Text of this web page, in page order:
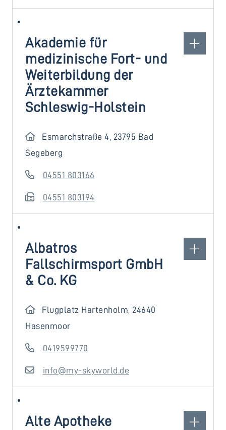
Akademie für
medizinische Fort- und
Weiterbildung der
Ärztekammer
Schleswig-Holstein
Esmarchstraße 4, 23795 Bad
Segeberg
04551 803166
04551 803194
Albatros
Fallschirmsport GmbH
& Co. KG
Flugplatz Hartenholm, 24640
Hasenmoor
0419599770
info@my-skyworld.de
Alte Apotheke